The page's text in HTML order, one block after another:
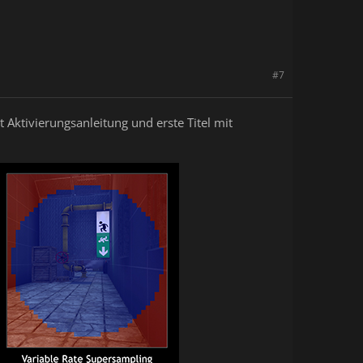
#7
Aktivierungsanleitung und erste Titel mit